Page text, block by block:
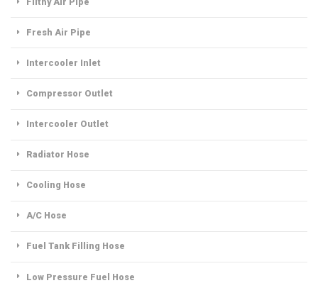
Fresh Air Pipe
Intercooler Inlet
Compressor Outlet
Intercooler Outlet
Radiator Hose
Cooling Hose
A/C Hose
Fuel Tank Filling Hose
Low Pressure Fuel Hose